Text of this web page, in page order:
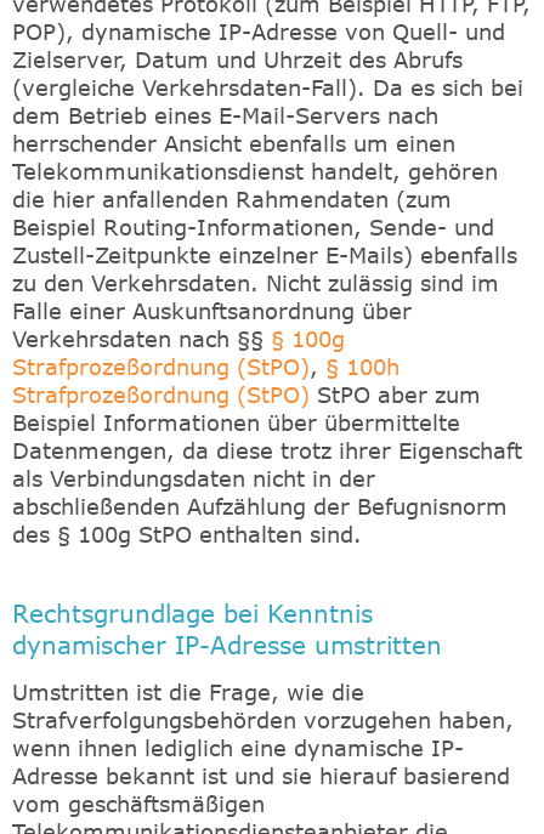
POP), dynamische IP-Adresse von Quell- und
Zielserver, Datum und Uhrzeit des Abrufs
(vergleiche Verkehrsdaten-Fall). Da es sich bei
dem Betrieb eines E-Mail-Servers nach
herrschender Ansicht ebenfalls um einen
Telekommunikationsdienst handelt, gehören
die hier anfallenden Rahmendaten (zum
Beispiel Routing-Informationen, Sende- und
Zustell-Zeitpunkte einzelner E-Mails) ebenfalls
zu den Verkehrsdaten. Nicht zulässig sind im
Falle einer Auskunftsanordnung über
Verkehrsdaten nach §§ § 100g
Strafprozeßordnung (StPO), § 100h
Strafprozeßordnung (StPO) StPO aber zum
Beispiel Informationen über übermittelte
Datenmengen, da diese trotz ihrer Eigenschaft
als Verbindungsdaten nicht in der
abschließenden Aufzählung der Befugnisnorm
des § 100g StPO enthalten sind.
Rechtsgrundlage bei Kenntnis
dynamischer IP-Adresse umstritten
Umstritten ist die Frage, wie die
Strafverfolgungsbehörden vorzugehen haben,
wenn ihnen lediglich eine dynamische IP-
Adresse bekannt ist und sie hierauf basierend
vom geschäftsmäßigen